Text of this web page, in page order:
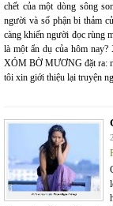
chết của một dòng sông
người và số phận bi thảm
càng khiến người đọc rùng
là một ẩn dụ của hôm
XÓM BỜ MƯƠNG đặt ra:
tôi xin giới thiệu lại truyện